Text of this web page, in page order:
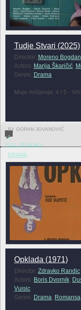
Tudje Stvari (2025)
Director: Moreno Bogdan
Actors: Marija Škaričić,
Genre: Drama
Moje mišljenje: 4 / 5 -
BY GORAN JOVANOVIĆ
0
FULL REVIEW »
DRAMA
Opklada (1971)
Director: Zdravko Randic
Actors: Boris Dvornik,
Vuisic
Genre: Drama, Romansa